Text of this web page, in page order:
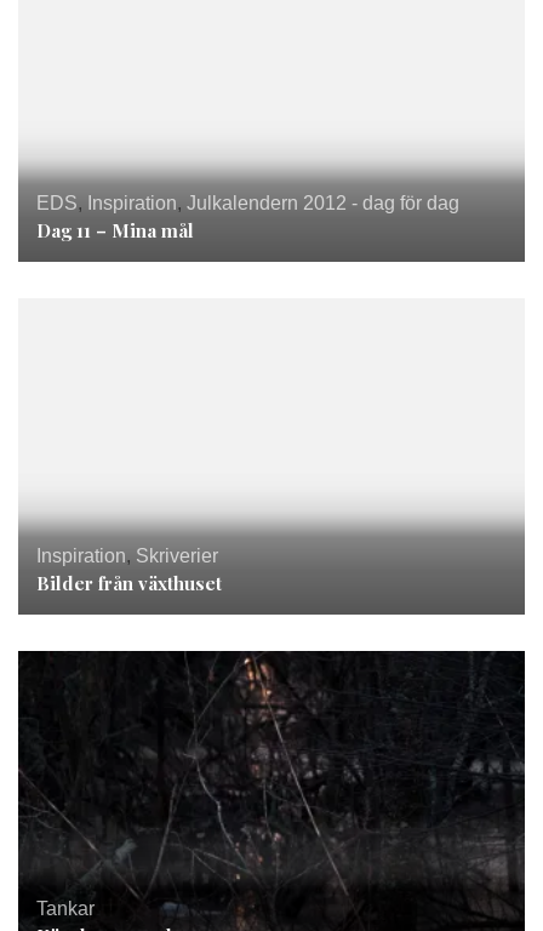
EDS, Inspiration, Julkalendern 2012 - dag för dag
Dag 11 – Mina mål
Inspiration, Skriverier
Bilder från växthuset
Tankar